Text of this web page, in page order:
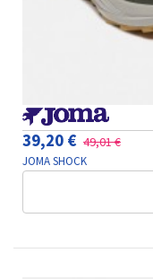
39,20 € 49,01 €
JOMA SHOCK